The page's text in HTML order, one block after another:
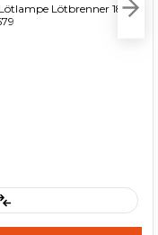
Lötbrenner 180°